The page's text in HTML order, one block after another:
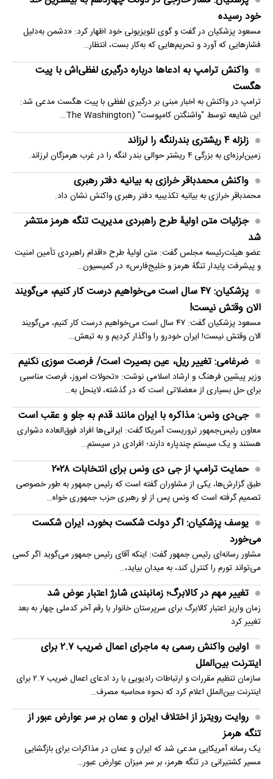
خود رسیده
مسعود پزشکیان در گفت و گوی تلویزیونی خود اظهار کرد: «دشمن به‌دلیل
فشارهایی که آورد و تحریم‌هایی که به‌کار بست، انتظار…
واکنش ترامپ به ادعاها درباره درگیری لفظی‌اش با پیت
هگست
ترامپ در واکنش به اخبار مبنی بر درگیری لفظی با پیت هگست مدعی شد:
این شایعه توسط "واشنگتن کامپوست" (The Washington…
زلزله ۴ ریشتری بندرلنگه را لرزاند
زمین‌لرزه‌ای به بزرگی ۴ ریشتر حوالی بندر لنگه را در غرب هرمزگان لرزاند.
واکنش محمدباقر خرازی به بیانیه دفتر رهبری
محمدباقر خرازی به بیانیه تکذیبیه دفتر رهبری واکنش نشان داد.
جزئیات متن اولیۀ طرح راهبردی مدیریت تنگه هرمز منتشر
شد
عضو هیئت‌رئیسه مجلس گفت: متن اولیۀ طرح «اقدام راهبردی تأمین امنیت
و پیشرفت پایدار تنگۀ هرمز و خلیج‌فارس» در کمیسیون…
پزشکیان: ۴۷ سال است می‌خواهیم درست کار کنیم، می‌گویند
الان وقتش نیست!
مسعود پزشکیان گفت: ۴۷ سال است می‌خواهیم درست کار کنیم، می‌گویند
الان وقتش نیست! ایران خودرو را واگذار کردیم و به تبعش…
ضرغامی: تغییر ریل، عین بصیرت است/ فرصت سوزی نکنیم
وزیر پیشین فرهنگ و ارشاد اسلامی نوشت: «تحولات امروز، فرصت مناسبی
برای حل بسیاری از معضلاتی‌ است که در گذشته، لاینحل به…
جی‌دی ونس: مذاکره با ایران مانند قدم به جلو و عقب است
معاون رئیس‌جمهور تروریست آمریکا گفت: ایرانی‌ها افراد فوق‌العاده دشواری
هستند و یک سیستم چندپاره دارند؛ افرادی در سیستم…
حمایت ترامپ از جی دی ونس برای انتخابات ۲۰۲۸
طبق گزارش‌ها، یکی از مشاوران گفته است که رئیس جمهور به طور خصوصی
تصمیم گرفته است که ونس پس از او رهبری حزب جمهوری خواه…
یوسف پزشکیان: اگر دولت شکست بخورد، ایران شکست
می‌خورد
مشاور رسانه‌ای رئیس جمهور گفت: اینکه آقای رئیس جمهور می‌گوید اگر کسی
می‌تواند تورم را کنترل کند، به میدان بیاید،…
تغییر مهم در کالابرگ؛ زمانبندی‌ شارژ اعتبار عوض شد
زمان واریز اعتبار کالابرگ برای سرپرستان خانوار با رقم آخر کدملی چهار به بعد
تغییر کرد
اولین واکنش رسمی به ماجرای اعمال ضریب ۲.۷ برای
اینترنت بین‌الملل
سازمان تنظیم مقررات و ارتباطات رادیویی با رد ادعای اعمال ضریب ۲.۷ برای
اینترنت بین‌الملل اعلام کرد که نحوه محاسبه مصرف…
روایت رویترز از اختلاف ایران و عمان بر سر عوارض عبور از
تنگه هرمز
یک رسانه آمریکایی مدعی شد که ایران و عمان در مذاکرات برای بازگشایی
مسیر کشتیرانی در تنگه هرمز، بر سر میزان عوارض عبور…